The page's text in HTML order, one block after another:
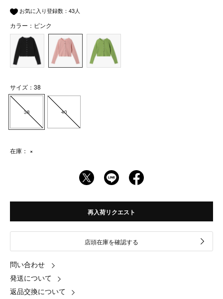
お気に入り登録数： 43人
カラー：ピンク
サイズ：38
38 40
在庫： ×
再入荷リクエスト
店頭在庫を確認する
問い合わせ
発送について
返品交換について